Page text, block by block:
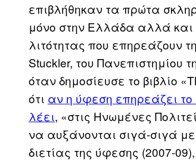
επιβλήθηκαν τα πρώτα
μόνο στην Ελλάδα αλλά και
λιτότητας που επηρεάζουν
Stuckler, του Πανεπιστημίου
όταν δημοσίευσε το βιβλίο
ότι αν η ύφεση επηρεάζει το
λέει, «στις Ηνωμένες
να αυξάνονται σιγά-σιγά
διετίας της ύφεσης (2007-